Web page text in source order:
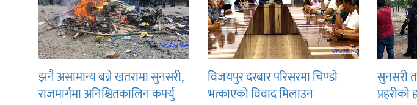
झनै असामान्य बन्ने खतरामा सुनसरी,
राजमार्गमा अनिश्चितकालिन कर्फ्यु
विजयपुर दरबार परिसरमा चिण्डो
भत्काएको विवाद मिलाउन
सुनसरी